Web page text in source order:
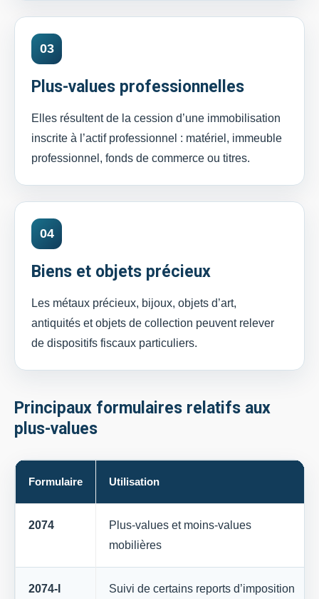
03
Plus-values professionnelles
Elles résultent de la cession d’une immobilisation
inscrite à l’actif professionnel : matériel, immeuble
professionnel, fonds de commerce ou titres.
04
Biens et objets précieux
Les métaux précieux, bijoux, objets d’art,
antiquités et objets de collection peuvent relever
de dispositifs fiscaux particuliers.
Principaux formulaires relatifs aux
plus-values
Formulaire Utilisation
2074
Plus-values et moins-values
mobilières
2074-I Suivi de certains reports d’imposition